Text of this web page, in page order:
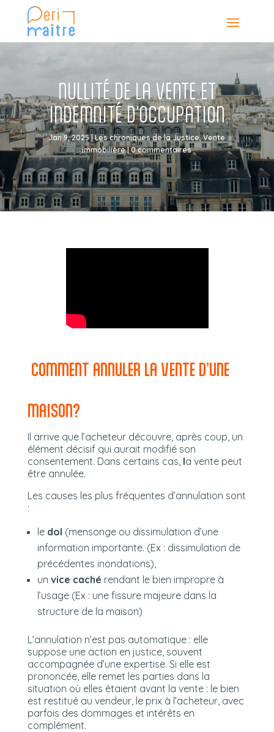
NULLITÉ DE LA VENTE ET
INDEMNITÉ D’OCCUPATION
Jan 9, 2025|Les chroniques de la Justice,Vente
immobilière|0 commentaires
COMMENT ANNULER LA VENTE D’UNE
MAISON?
Il arrive que l’acheteur découvre, après coup, un
élément décisif qui aurait modifié son
consentement. Dans certains cas, la vente peut
être annulée.
Les causes les plus fréquentes d’annulation sont
:
le dol (mensonge ou dissimulation d’une
information importante. (Ex : dissimulation de
précédentes inondations),
un vice caché rendant le bien impropre à
l’usage (Ex : une fissure majeure dans la
structure de la maison)
L’annulation n’est pas automatique : elle
suppose une action en justice, souvent
accompagnée d’une expertise. Si elle est
prononcée, elle remet les parties dans la
situation où elles étaient avant la vente : le bien
est restitué au vendeur, le prix à l’acheteur, avec
parfois des dommages et intérêts en
complément.